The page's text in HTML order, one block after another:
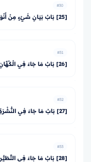
#30
[25] بَابُ بَيَانِ شَيْءٍ مِنْ أَنْوَاعِ السِّحْرِ
#31
[26] بَابُ مَا جَاءَ فِي الْكُهَّانِ وَنَحْوِهِمْ
#32
[27] بَابُ مَا جَاءَ فِي النُّشْرَةِ
#33
[28] بَابُ مَا جَاءَ فِي التَّطَيُّرِ